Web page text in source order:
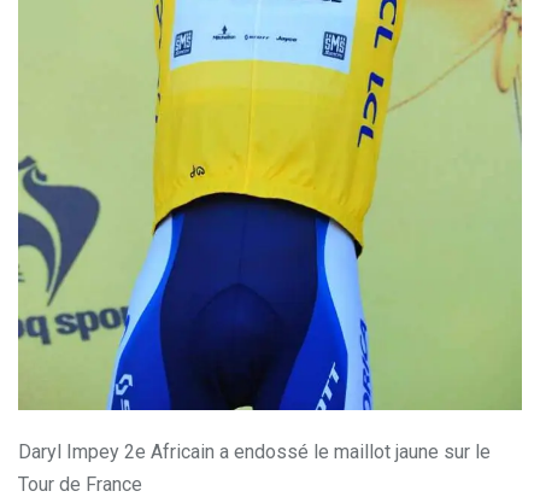
Daryl Impey 2e Africain a endossé le maillot jaune sur le
Tour de France